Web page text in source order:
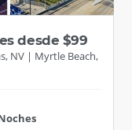
desde $99
NV
Myrtle Beach,